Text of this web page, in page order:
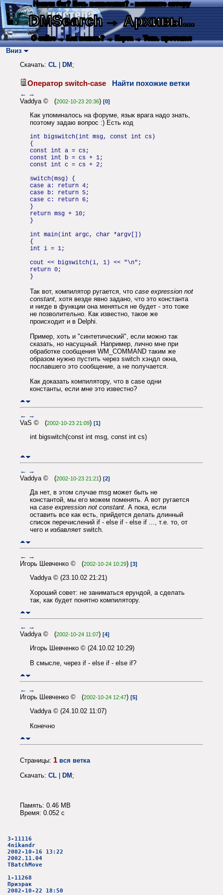
Нашли баг? Есть пожелания? - напишите автору
DMSearch→ Архивы...
О сайте → Как искать? → Карта → Текс. протокол
Вниз
Скачать: CL DM ;
Оператор switch-case Найти похожие ветки
← →
Vaddya © (2002-10-23 20:36) [0]
Как упоминалось на форуме, язык врага надо знать,
поэтому задаю вопрос :) Есть код
int bigswitch(int msg, const int cs)
{
const int a = cs;
const int b = cs + 1;
const int c = cs + 2;
switch(msg) {
case a: return 4;
case b: return 5;
case c: return 6;
}
return msg + 10;
}
int main(int argc, char *argv[])
{
int i = 1;
cout << bigswitch(i, 1) << "\n";
return 0;
}
Так вот, компилятор ругается, что case expression not
constant, хотя везде явно задано, что это константа
и нигде в функции она меняться не будет - это тоже
не позволительно. Как известно, такое же
происходит и в Delphi.
Пример, хоть и "синтетический", если можно так
сказать, но насущный. Например, лично мне при
обработке сообщения WM_COMMAND таким же
образом нужно пустить через switch хэндл окна,
пославшего это сообщение, а не получается.
Как доказать компилятору, что в case одни
константы, если мне это известно?
← →
VaS © (2002-10-23 21:09) [1]
int bigswitch(const int msg, const int cs)
← →
Vaddya © (2002-10-23 21:21) [2]
Да нет, в этом случае msg может быть не
константой, мы его можем поменять. А вот ругается
на case expression not constant. А пока, если
оставить все как есть, прийдется делать длинный
список перечислений if - else if - else if ..., т.е. то, от
чего и избавляет switch.
← →
Игорь Шевченко © (2002-10-24 10:29) [3]
Vaddya © (23.10.02 21:21)
Хороший совет: не заниматься ерундой, а сделать
так, как будет понятно компилятору.
← →
Vaddya © (2002-10-24 11:07) [4]
Игорь Шевченко © (24.10.02 10:29)
В смысле, через if - else if - else if?
← →
Игорь Шевченко © (2002-10-24 12:47) [5]
Vaddya © (24.10.02 11:07)
Конечно
Страницы: 1 вся ветка
Скачать: CL | DM;
Память: 0.46 MB
Время: 0.052 c
3-11116
4nikandr
2002-10-16 13:22
2002.11.04
TBatchMove
1-11268
Призрак
2002-10-22 18:50